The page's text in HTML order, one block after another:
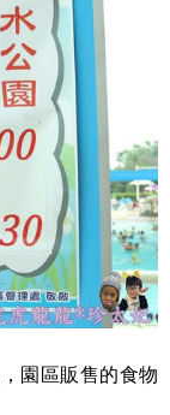
園區販售的食物